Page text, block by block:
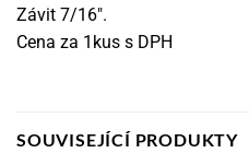
Závit 7/16″.
Cena za 1kus s DPH
SOUVISEJÍCÍ PRODUKTY